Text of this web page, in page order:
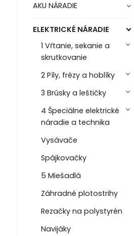
AKU NÁRADIE
ELEKTRICKÉ NÁRADIE
1 Vŕtanie, sekanie a
skrutkovanie
2 Píly, frézy a hoblíky
3 Brúsky a leštičky
4 Špeciálne elektrické
náradie a technika
Vysávače
Spájkovačky
5 Miešadlá
Záhradné plotostrihy
Rezačky na polystyrén
Navijáky